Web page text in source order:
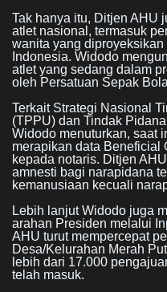
Tak hanya itu, Ditjen AHU
atlet nasional, termasuk
wanita yang diproyeksikan
Indonesia. Widodo
atlet yang sedang dalam
oleh Persatuan Sepak
Terkait Strategi Nasional
(TPPU) dan Tindak
Widodo menuturkan, saat
merapikan data Beneficial
kepada notaris. Ditjen
amnesti bagi narapidana
kemanusiaan kecuali
Lebih lanjut Widodo juga
arahan Presiden melalui
AHU turut mempercepat
Desa/Kelurahan Merah
lebih dari 17.000
telah masuk.